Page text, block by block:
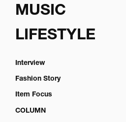
MUSIC
LIFESTYLE
Interview
Fashion Story
Item Focus
COLUMN